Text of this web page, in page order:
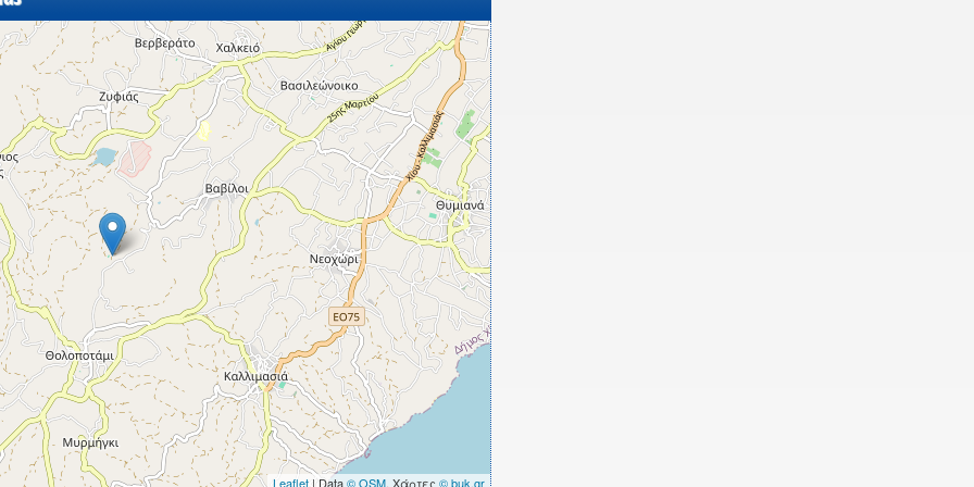
Leaflet| Data© OSM, Χάρτες © buk.gr